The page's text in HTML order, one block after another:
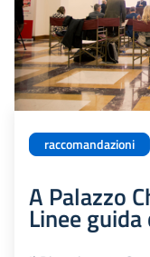
raccomandazioni
A Palazzo
Linee